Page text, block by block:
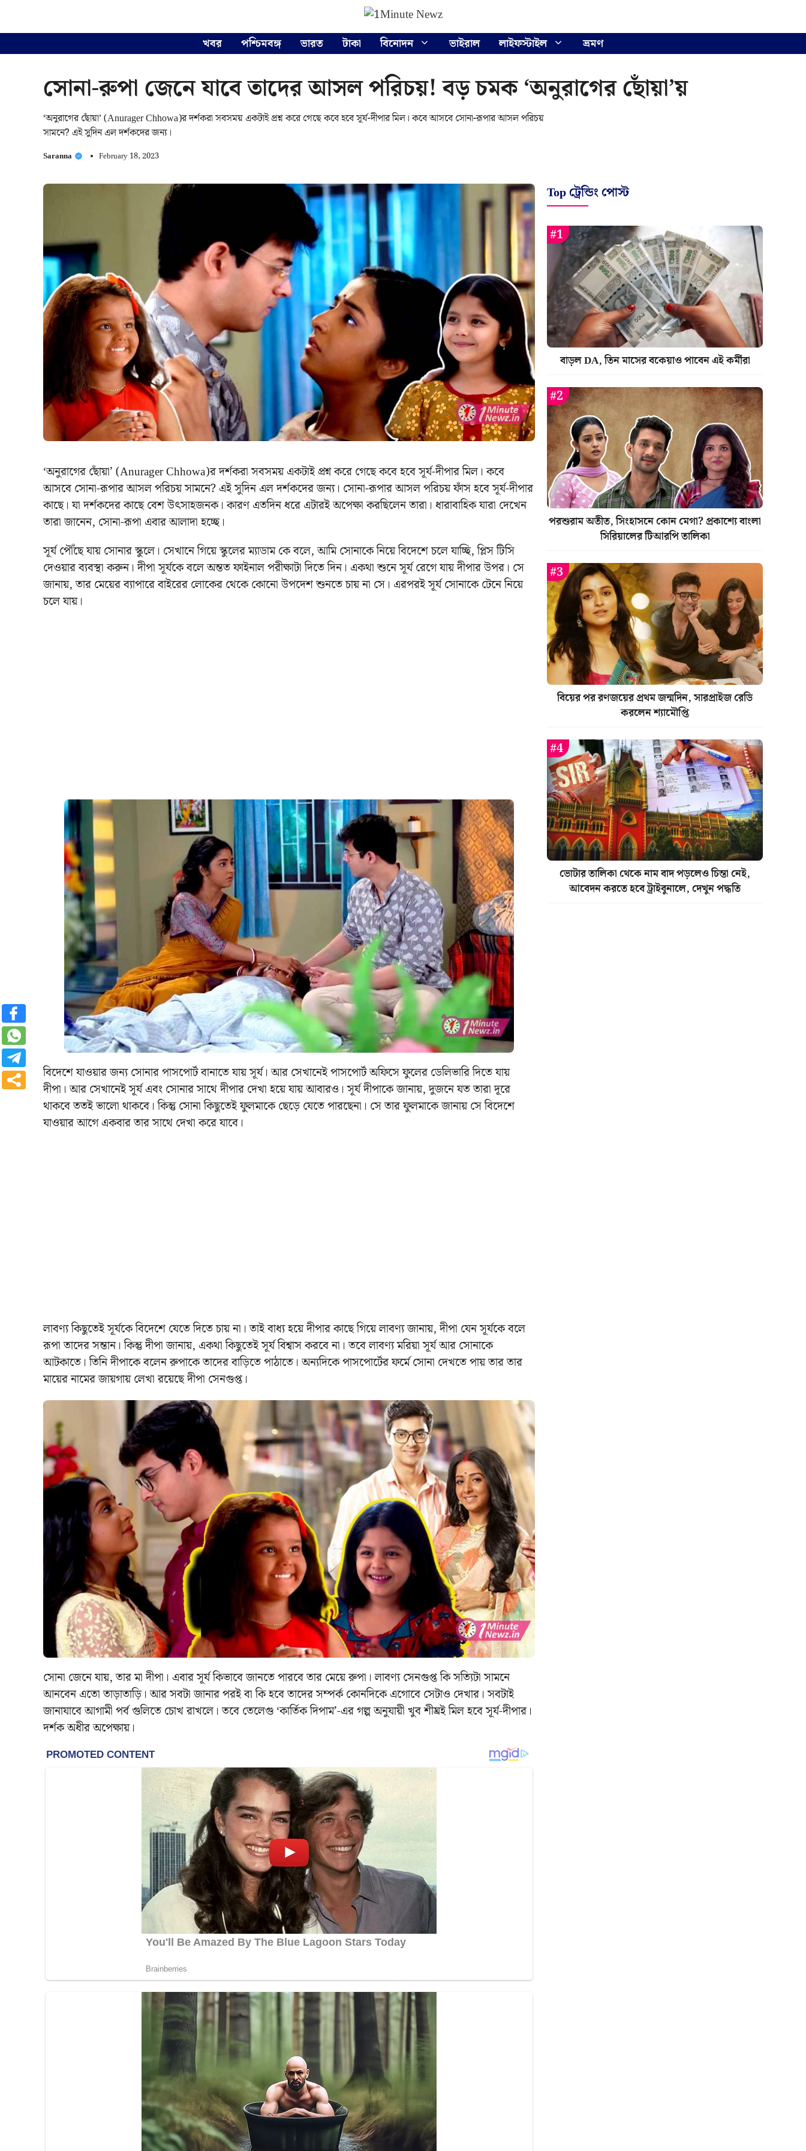
খবর পশ্চিমবঙ্গ ভারত টাকা বিনোদন ভাইরাল লাইফস্টাইল ভ্রমণ
সোনা-রুপা জেনে যাবে তাদের আসল পরিচয়! বড় চমক ‘অনুরাগের ছোঁয়া’য়
‘অনুরাগের ছোঁয়া’ (Anurager Chhowa)র দর্শকরা সবসময় একটাই প্রশ্ন করে গেছে কবে হবে সূর্য-দীপার মিল। কবে আসবে সোনা-রূপার আসল পরিচয়
সামনে? এই সুদিন এল দর্শকদের জন্য।
Saranna February 18, 2023
‘অনুরাগের ছোঁয়া’ (Anurager Chhowa)র দর্শকরা সবসময় একটাই প্রশ্ন করে গেছে কবে হবে সূর্য-দীপার মিল। কবে
আসবে সোনা-রূপার আসল পরিচয় সামনে? এই সুদিন এল দর্শকদের জন্য। সোনা-রূপার আসল পরিচয় ফাঁস হবে সূর্য-দীপার
কাছে। যা দর্শকদের কাছে বেশ উৎসাহজনক। কারণ এতদিন ধরে এটারই অপেক্ষা করছিলেন তারা। ধারাবাহিক যারা দেখেন
তারা জানেন, সোনা-রূপা এবার আলাদা হচ্ছে।
সূর্য পৌঁছে যায় সোনার স্কুলে। সেখানে গিয়ে স্কুলের ম্যাডাম কে বলে, আমি সোনাকে নিয়ে বিদেশে চলে যাচ্ছি, প্লিস টিসি
দেওয়ার ব্যবস্থা করুন। দীপা সূর্যকে বলে অন্তত ফাইনাল পরীক্ষাটা দিতে দিন। একথা শুনে সূর্য রেগে যায় দীপার উপর। সে
জানায়, তার মেয়ের ব্যাপারে বাইরের লোকের থেকে কোনো উপদেশ শুনতে চায় না সে। এরপরই সূর্য সোনাকে টেনে নিয়ে
চলে যায়।
বিদেশে যাওয়ার জন্য সোনার পাসপোর্ট বানাতে যায় সূর্য। আর সেখানেই পাসপোর্ট অফিসে ফুলের ডেলিভারি দিতে যায়
দীপা। আর সেখানেই সূর্য এবং সোনার সাথে দীপার দেখা হয়ে যায় আবারও। সূর্য দীপাকে জানায়, দুজনে যত তারা দূরে
থাকবে ততই ভালো থাকবে। কিন্তু সোনা কিছুতেই ফুলমাকে ছেড়ে যেতে পারছেনা। সে তার ফুলমাকে জানায় সে বিদেশে
যাওয়ার আগে একবার তার সাথে দেখা করে যাবে।
লাবণ্য কিছুতেই সূর্যকে বিদেশে যেতে দিতে চায় না। তাই বাধ্য হয়ে দীপার কাছে গিয়ে লাবণ্য জানায়, দীপা যেন সূর্যকে বলে
রূপা তাদের সন্তান। কিন্তু দীপা জানায়, একথা কিছুতেই সূর্য বিশ্বাস করবে না। তবে লাবণ্য মরিয়া সূর্য আর সোনাকে
আটকাতে। তিনি দীপাকে বলেন রুপাকে তাদের বাড়িতে পাঠাতে। অন্যদিকে পাসপোর্টের ফর্মে সোনা দেখতে পায় তার তার
মায়ের নামের জায়গায় লেখা রয়েছে দীপা সেনগুপ্ত।
সোনা জেনে যায়, তার মা দীপা। এবার সূর্য কিভাবে জানতে পারবে তার মেয়ে রুপা। লাবণ্য সেনগুপ্ত কি সত্যিটা সামনে
আনবেন এতো তাড়াতাড়ি। আর সবটা জানার পরই বা কি হবে তাদের সম্পর্ক কোনদিকে এগোবে সেটাও দেখার। সবটাই
জানাযাবে আগামী পর্ব গুলিতে চোখ রাখলে। তবে তেলেগু ‘কার্তিক দিপাম’-এর গল্প অনুযায়ী খুব শীঘ্রই মিল হবে সূর্য-দীপার।
দর্শক অধীর অপেক্ষায়।
Top ট্রেন্ডিং পোস্ট
বাড়ল DA, তিন মাসের বকেয়াও পাবেন এই কর্মীরা
পরশুরাম অতীত, সিংহাসনে কোন মেগা? প্রকাশ্যে বাংলা
সিরিয়ালের টিআরপি তালিকা
বিয়ের পর রণজয়ের প্রথম জন্মদিন, সারপ্রাইজ রেডি
করলেন শ্যামৌপ্তি
ভোটার তালিকা থেকে নাম বাদ পড়লেও চিন্তা নেই,
আবেদন করতে হবে ট্রাইবুনালে, দেখুন পদ্ধতি